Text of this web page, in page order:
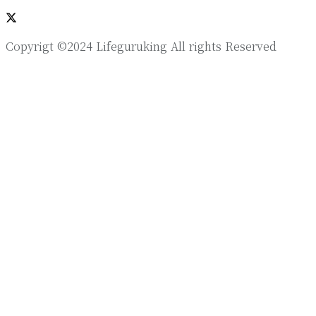
Copyrigt ©2024 Lifeguruking All rights Reserved